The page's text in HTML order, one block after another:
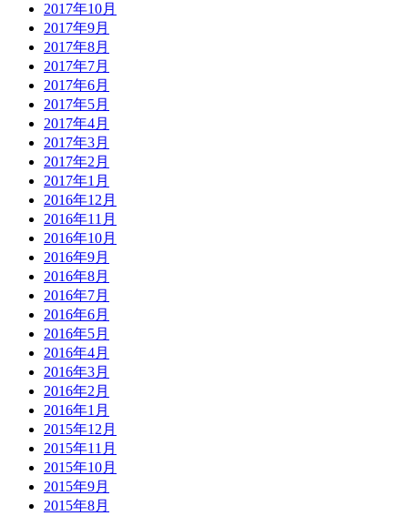
2017年10月
2017年9月
2017年8月
2017年7月
2017年6月
2017年5月
2017年4月
2017年3月
2017年2月
2017年1月
2016年12月
2016年11月
2016年10月
2016年9月
2016年8月
2016年7月
2016年6月
2016年5月
2016年4月
2016年3月
2016年2月
2016年1月
2015年12月
2015年11月
2015年10月
2015年9月
2015年8月